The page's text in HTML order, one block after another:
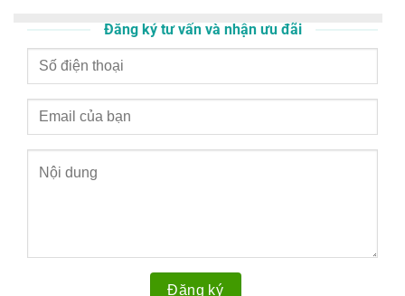
Đăng ký tư vấn và nhận ưu đãi